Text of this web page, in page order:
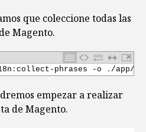
que coleccione todas las
Magento.
: collect - phrases -o . /app/
empezar a realizar
de Magento.